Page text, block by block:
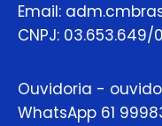
Email:
CNPJ: 03.653.649/
Ouvidoria -
WhatsApp 61